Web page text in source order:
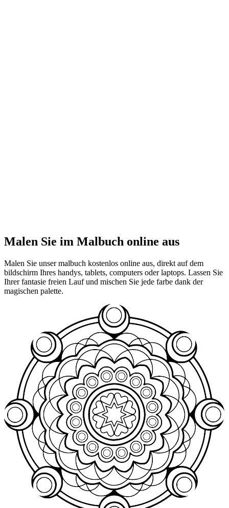
Malen Sie im Malbuch online aus
Malen Sie unser malbuch kostenlos online aus, direkt auf dem
bildschirm Ihres handys, tablets, computers oder laptops. Lassen Sie
Ihrer fantasie freien Lauf und mischen Sie jede farbe dank der
magischen palette.